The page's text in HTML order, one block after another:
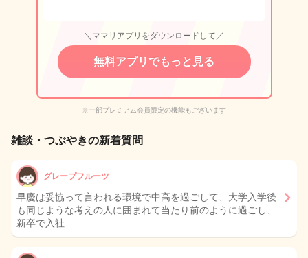
＼ママリアプリをダウンロードして／
無料アプリでもっと見る
※一部プレミアム会員限定の機能もございます
雑談・つぶやきの新着質問
グレープフルーツ
早慶は妥協って言われる環境で中高を過ごして、大学入学後
も同じような考えの人に囲まれて当たり前のように過ごし、
新卒で入社…